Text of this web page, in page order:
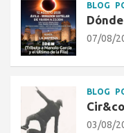
BLOG
07/08/
BLOG
03/08/